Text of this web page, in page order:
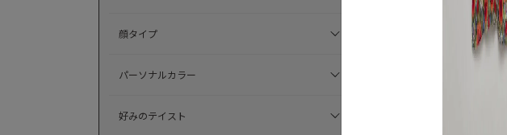
顔タイプ
パーソナルカラー
好みのテイスト